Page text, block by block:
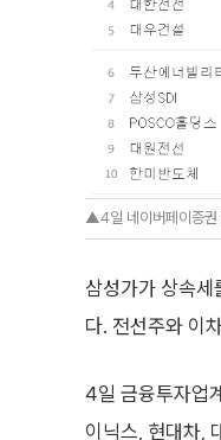
▲4일 네이버페이증권
삼성가가 상속세
다. 전선주와 이
4일 금융투자업
이닉스, 현대차,